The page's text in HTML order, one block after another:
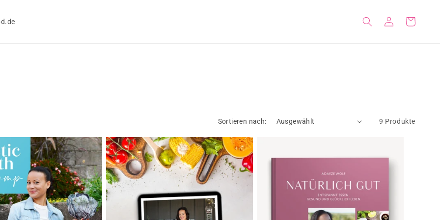
EinloggenWarenkorb
Sortieren nach: 9 Produkte